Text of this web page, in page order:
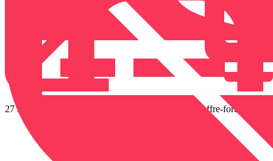
27 m² Coffre-fort